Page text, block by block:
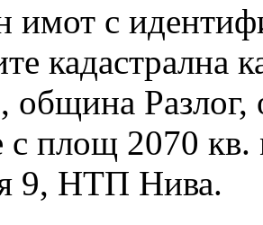
имот с
кадастрална
община
с площ 2070 кв.
9, НТП Нива.